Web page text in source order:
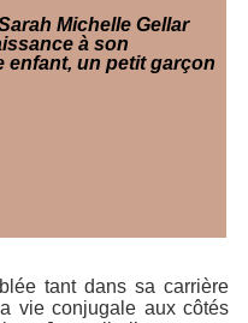
Michelle Gellar
à son
enfant, un petit garçon
tant dans sa carrière
vie conjugale aux côtés